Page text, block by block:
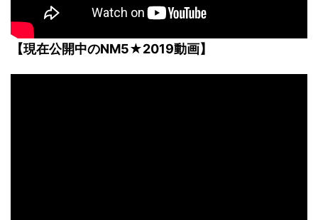
【現在公開中のNM5★2019動画】